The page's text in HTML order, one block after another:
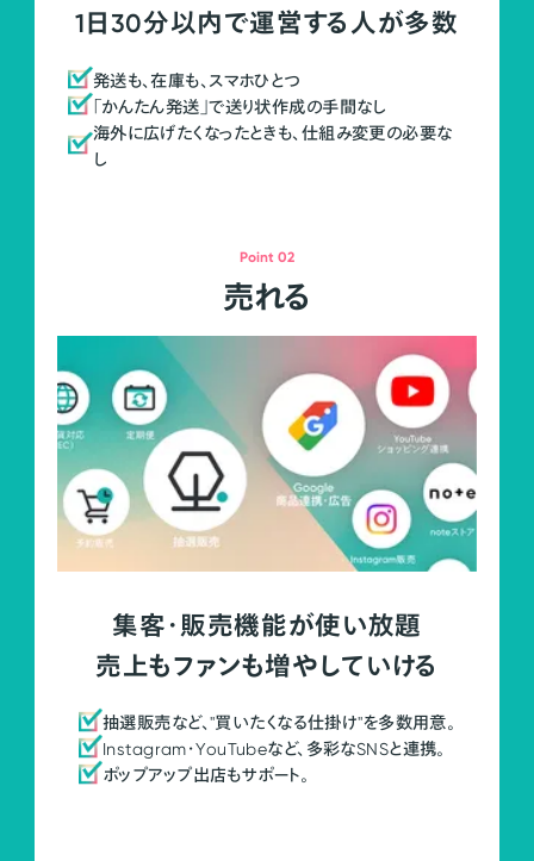
1日30分以内で運営する人が多数
発送も、在庫も、スマホひとつ
「かんたん発送」で送り状作成の手間なし
海外に広げたくなったときも、仕組み変更の必要な
し
Point 02
売れる
集客・販売機能が使い放題
売上もファンも増やしていける
抽選販売など、"買いたくなる仕掛け"を多数用意。
Instagram・YouTubeなど、多彩なSNSと連携。
ポップアップ出店もサポート。